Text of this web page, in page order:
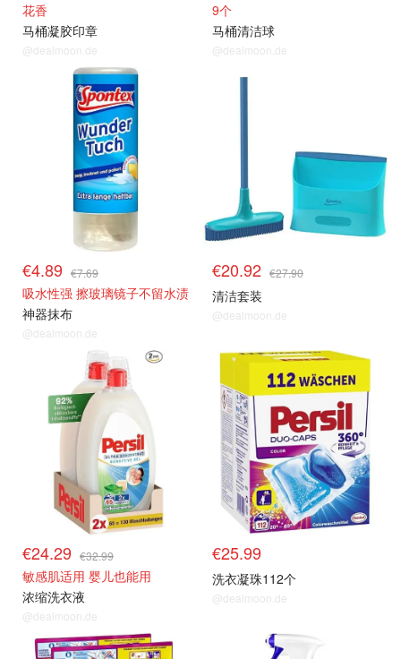
花香
马桶凝胶印章
@dealmoon.de
9个
马桶清洁球
@dealmoon.de
€4.89 €7.69
吸水性强 擦玻璃镜子不留水渍
神器抹布
@dealmoon.de
€20.92 €27.90
清洁套装
@dealmoon.de
€24.29 €32.99
敏感肌适用 婴儿也能用
浓缩洗衣液
@dealmoon.de
€25.99
洗衣凝珠112个
@dealmoon.de